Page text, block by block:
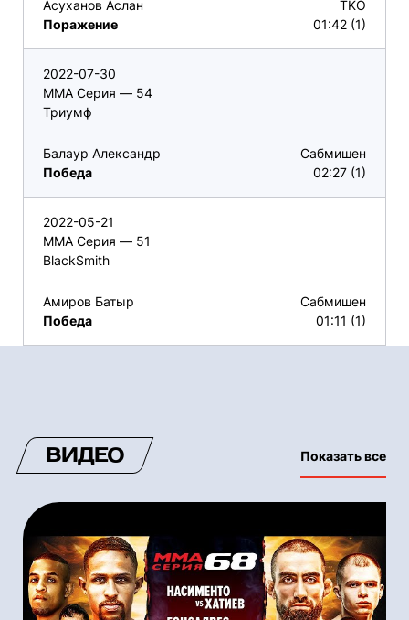
Асуханов Аслан
Поражение
TKO
01:42 (1)
2022-07-30
ММА Серия — 54
Триумф
Балаур Александр
Победа
Сабмишен
02:27 (1)
2022-05-21
ММА Серия — 51
BlackSmith
Амиров Батыр
Победа
Сабмишен
01:11 (1)
ВИДЕО Показать все